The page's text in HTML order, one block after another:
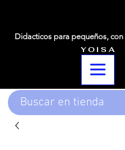
Didacticos para pequeños, con
Y O I S A